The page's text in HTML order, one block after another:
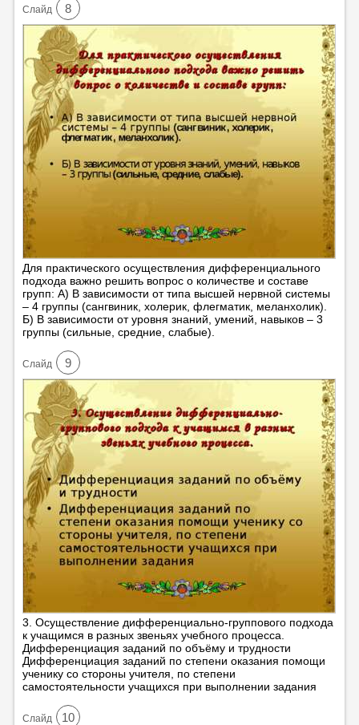
Cлайд 8
Для практического осуществления дифференциального
подхода важно решить вопрос о количестве и составе
групп: А) В зависимости от типа высшей нервной системы
– 4 группы (сангвиник, холерик, флегматик, меланхолик).
Б) В зависимости от уровня знаний, умений, навыков – 3
группы (сильные, средние, слабые).
Cлайд 9
3. Осуществление дифференциально-группового подхода
к учащимся в разных звеньях учебного процесса.
Дифференциация заданий по объёму и трудности
Дифференциация заданий по степени оказания помощи
ученику со стороны учителя, по степени
самостоятельности учащихся при выполнении задания
Cлайд 10